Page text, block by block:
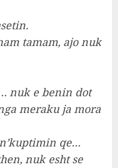
tamam, ajo nuk
nuk e benin dot
meraku ja mora
qe…
nuk esht se